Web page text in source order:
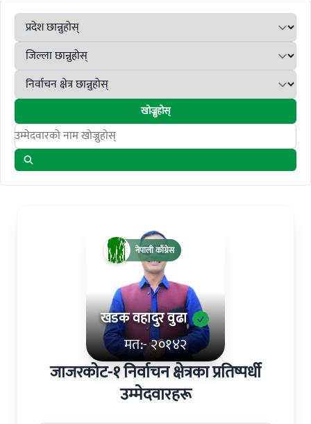
खोज्नुहोस्
Search candidates
खडक वहादुर वुढा
मत:- २०१४२
नेपाली काँग्रेस
जाजरकोट-१ निर्वाचन क्षेत्रका प्रतिष्पर्धी
उम्मेदवारहरू